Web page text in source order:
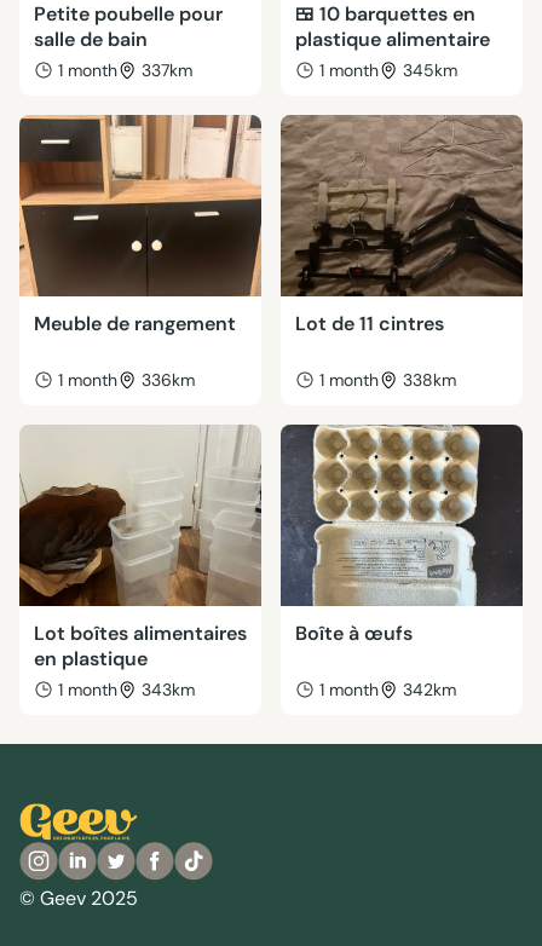
Petite poubelle pour
salle de bain
1 month 337km
🍱 10 barquettes en
plastique alimentaire
1 month 345km
Meuble de rangement
1 month 336km
Lot de 11 cintres
1 month 338km
Lot boîtes alimentaires
en plastique
1 month 343km
Boîte à œufs
1 month 342km
© Geev 2025